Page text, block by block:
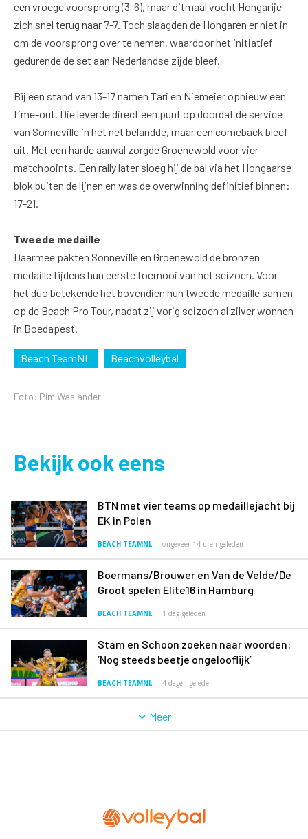
een vroege voorsprong (3-6), maar ditmaal vocht Hongarije
zich snel terug naar 7-7. Toch slaagden de Hongaren er niet in
om de voorsprong over te nemen, waardoor het initiatief
gedurende de set aan Nederlandse zijde bleef.
Bij een stand van 13-17 namen Tari en Niemeier opnieuw een
time-out. Die leverde direct een punt op doordat de service
van Sonneville in het net belandde, maar een comeback bleef
uit. Met een harde aanval zorgde Groenewold voor vier
matchpoints. Een rally later sloeg hij de bal via het Hongaarse
blok buiten de lijnen en was de overwinning definitief binnen:
17-21.
Tweede medaille
Daarmee pakten Sonneville en Groenewold de bronzen
medaille tijdens hun eerste toernooi van het seizoen. Voor
het duo betekende het bovendien hun tweede medaille samen
op de Beach Pro Tour, nadat zij vorig seizoen al zilver wonnen
in Boedapest.
Beach TeamNL Beachvolleybal
Foto: Pim Waslander
Bekijk ook eens
BTN met vier teams op medaillejacht bij
EK in Polen
BEACH TEAMNL ongeveer 14 uren geleden
Boermans/Brouwer en Van de Velde/De
Groot spelen Elite16 in Hamburg
BEACH TEAMNL 1 dag geleden
Stam en Schoon zoeken naar woorden:
‘Nog steeds beetje ongelooflijk’
BEACH TEAMNL 4 dagen geleden
Meer